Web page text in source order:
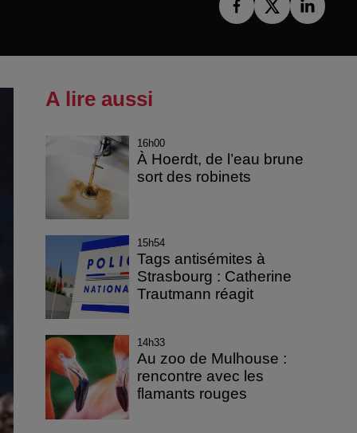
A lire aussi
16h00
À Hoerdt, de l’eau brune
sort des robinets
15h54
Tags antisémites à
Strasbourg : Catherine
Trautmann réagit
14h33
Au zoo de Mulhouse :
rencontre avec les
flamants rouges